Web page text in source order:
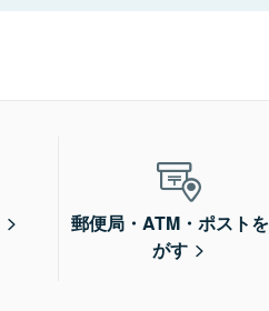
郵便局・ATM・ポスト
がす